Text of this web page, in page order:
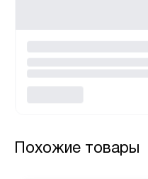
Похожие товары